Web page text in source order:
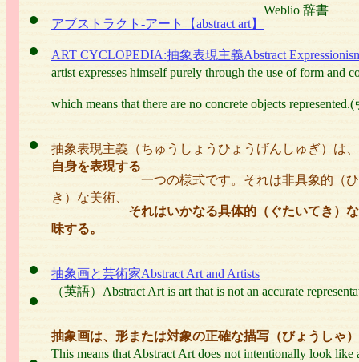
アブストラクト‐アート【abstract art】 Weblio 辞書
ART CYCLOPEDIA:抽象表現主義Abstract
artist expresses himself purely through the use of form
which means that there are no concrete objects
抽象表現主義（ちゅうしょうひょうげんしゅぎ）は
自身を表現する一つの様式です。それは非具象的（
き）な美術、 それはいかなる具体的（ぐたいてき）
味する。
抽象画と芸術家Abstract Art and Artists
（英語）Abstract Art is art that is not an accurate
抽象画は、形または対象の正確な描写（びょうしゃ